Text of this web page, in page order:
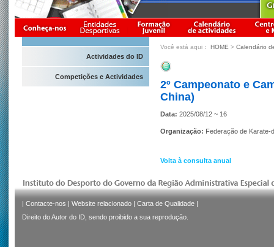
Actividades do ID
Competições e Actividades
Você está aqui： HOME > Calendário
2º Campeonato e
China)
Data: 2025/08/12 ~ 16
Organização: Federação de Karate-
Volta à consulta anual
| Contacte-nos | Website relacionado | Carta de Qualidade |
Direito do Autor do ID, sendo proibido a sua reprodução.